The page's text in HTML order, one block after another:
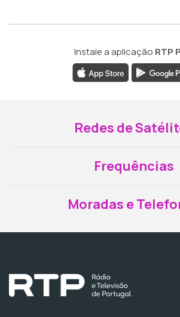
Instale a aplicação RTP
Redes de
Frequências
Moradas e